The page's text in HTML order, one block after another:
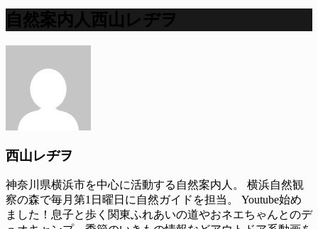
自然案内人西山レヂヲ
西山レヂヲ
神奈川県横浜市を中心に活動する自然案内人。 横浜自然観
察の森で毎月第1日曜日に自然ガイドを担当。 Youtube始め
ました！息子と歩く関東ふれあいの道やおネエちゃんとのデ